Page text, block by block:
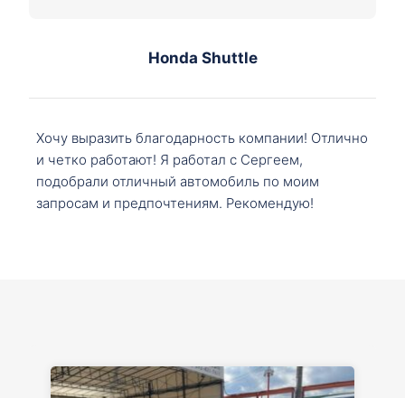
Honda Shuttle
Хочу выразить благодарность компании! Отлично
и четко работают! Я работал с Сергеем,
подобрали отличный автомобиль по моим
запросам и предпочтениям. Рекомендую!